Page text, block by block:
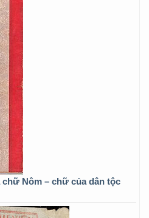
Nôm – chữ của dân tộc